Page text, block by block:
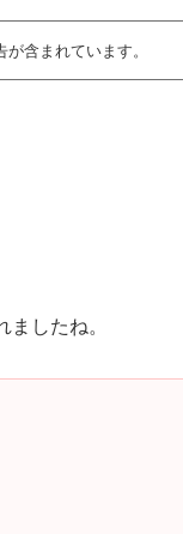
含まれています。
したね。